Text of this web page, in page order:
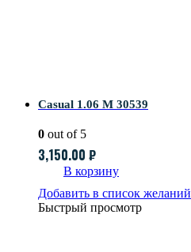
Casual 1.06 M 30539
0 out of 5
3,150.00 ₽
В корзину
Добавить в список желаний
Быстрый просмотр